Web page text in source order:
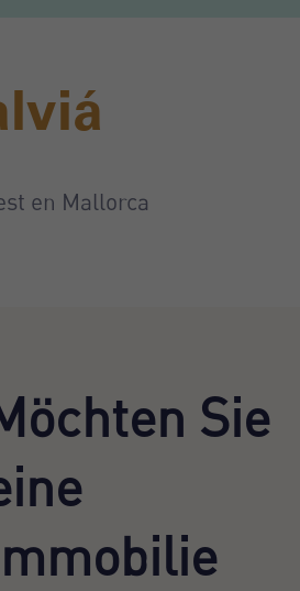
en Mallorca
Sie